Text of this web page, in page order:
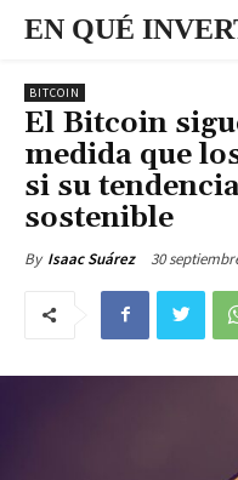
EN QUÉ
BITCOIN
El Bitcoin
medida que
si su
sostenible
By Isaac Suárez 30